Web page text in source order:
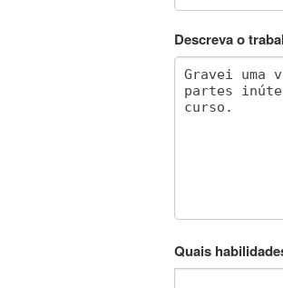
Descreva o
Quais